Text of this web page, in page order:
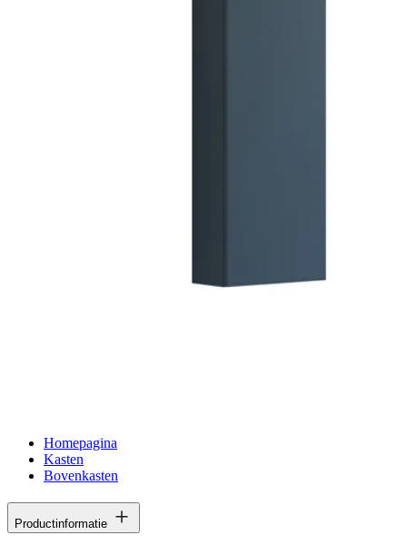
Homepagina
Kasten
Bovenkasten
Productinformatie